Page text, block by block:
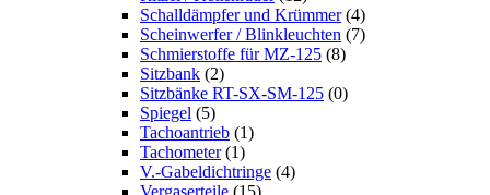
Schalldämpfer und Krümmer (4)
Scheinwerfer / Blinkleuchten (7)
Schmierstoffe für MZ-125 (8)
Sitzbank (2)
Sitzbänke RT-SX-SM-125 (0)
Spiegel (5)
Tachoantrieb (1)
Tachometer (1)
V.-Gabeldichtringe (4)
Vergaserteile (15)